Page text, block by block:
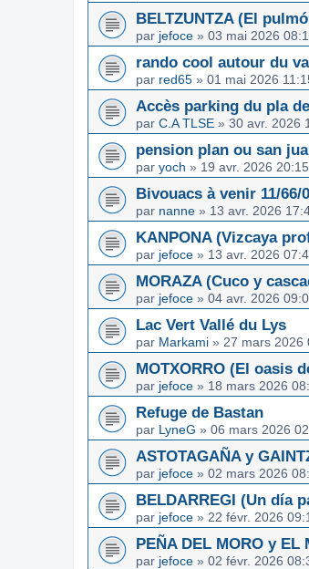
BELTZUNTZA (El
par jefoce » 03 mai 2026
rando cool autour du
par red65 » 01 mai 2026
Accès parking du pla
par C.A TLSE » 30 avr. 2026
pension plan ou san
par yoch » 19 avr. 2026 20:15
Bivouacs à venir 11/66/
par nanne » 13 avr. 2026
KANPONA (Vizcaya
par jefoce » 13 avr. 2026
MORAZA (Cuco y
par jefoce » 04 avr. 2026
Lac Vert Vallé du Lys
par Markami » 27 mars 2026
MOTXORRO (El oasis
par jefoce » 18 mars 2026
Refuge de Bastan
par LyneG » 06 mars 2026
ASTOTAGAÑA y
par jefoce » 02 mars 2026
BELDARREGI (Un día
par jefoce » 22 févr. 2026
PEÑA DEL MORO y
par jefoce » 02 févr. 2026